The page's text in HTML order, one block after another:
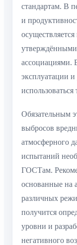
стандартам. В
и
ассоциациями.
эксплуатации и
использоваться
Обязательным
выбросов
атмосферного
испытаний
ГОСТам.
основанные на
различных
получится
уровни и
негативного